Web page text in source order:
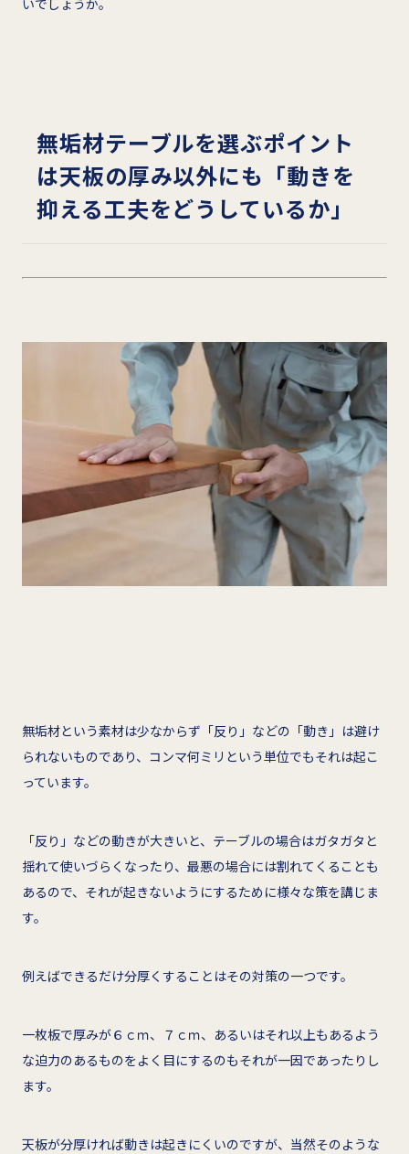
いでしょうか。
無垢材テーブルを選ぶポイント
は天板の厚み以外にも「動きを
抑える工夫をどうしているか」
無垢材という素材は少なからず「反り」などの「動き」は避け
られないものであり、コンマ何ミリという単位でもそれは起こ
っています。
「反り」などの動きが大きいと、テーブルの場合はガタガタと
揺れて使いづらくなったり、最悪の場合には割れてくることも
あるので、それが起きないようにするために様々な策を講じま
す。
例えばできるだけ分厚くすることはその対策の一つです。
一枚板で厚みが６ｃｍ、７ｃｍ、あるいはそれ以上もあるよう
な迫力のあるものをよく目にするのもそれが一因であったりし
ます。
天板が分厚ければ動きは起きにくいのですが、当然そのような